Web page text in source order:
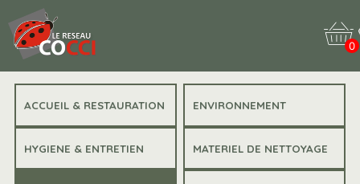
0
ACCUEIL & RESTAURATION ENVIRONNEMENT
HYGIENE & ENTRETIEN MATERIEL DE NETTOYAGE